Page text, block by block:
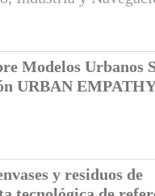
Modelos Urbanos
URBAN
y residuos de